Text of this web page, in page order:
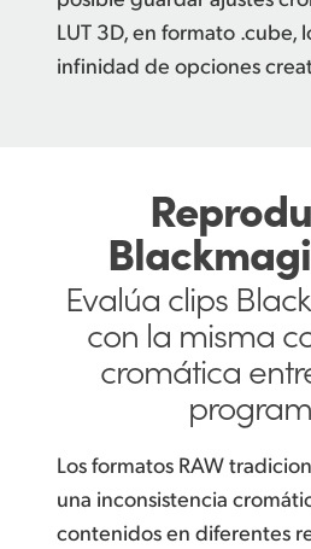
LUT 3D, en formato .cube,
infinidad de opciones
Evalúa clips
con la misma
cromática
Los formatos RAW
una inconsistencia
contenidos en diferentes